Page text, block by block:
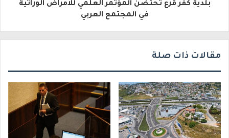
بلدية كفر قرع تحتضن المؤتمر العلمي للامراض الوراثية
في المجتمع العربي
مقالات ذات صلة